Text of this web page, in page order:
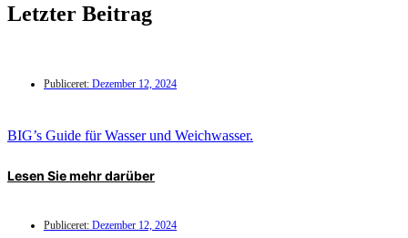
Letzter Beitrag
Publiceret: Dezember 12, 2024
BIG’s Guide für Wasser und Weichwasser.
Lesen Sie mehr darüber
Publiceret: Dezember 12, 2024